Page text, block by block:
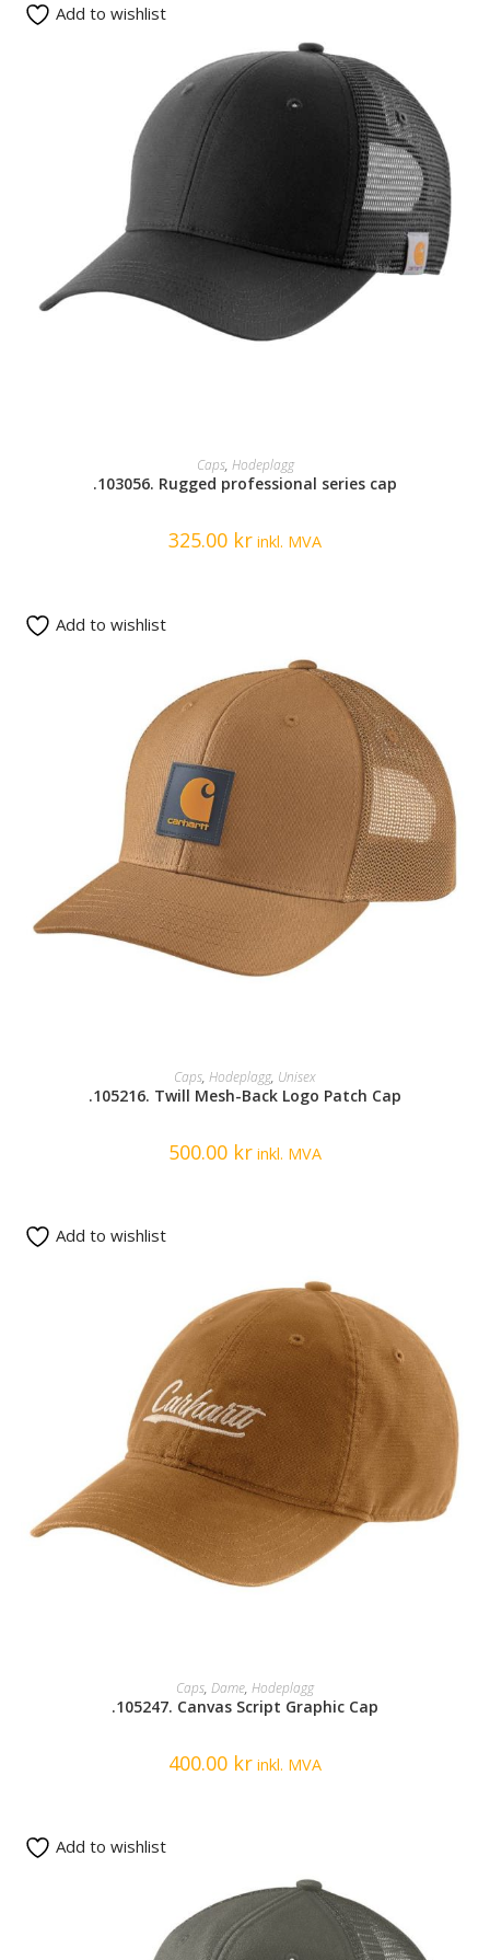
SELECT OPTIONS
Caps, Hodeplagg
.103056. Rugged professional series cap
325.00 kr inkl. MVA
Add to wishlist
SELECT OPTIONS
Caps, Hodeplagg, Unisex
.105216. Twill Mesh-Back Logo Patch Cap
500.00 kr inkl. MVA
Add to wishlist
SELECT OPTIONS
Caps, Dame, Hodeplagg
.105247. Canvas Script Graphic Cap
400.00 kr inkl. MVA
Add to wishlist
Add to wishlist